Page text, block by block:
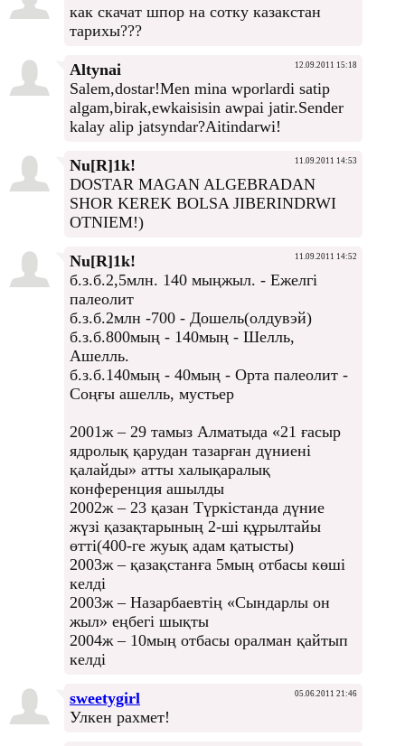
как скачат шпор на сотку казакстан
тарихы???
Altynai 12.09.2011 15:18
Salem,dostar!Men mina wporlardi satip
algam,birak,ewkaisisin awpai jatir.Sender
kalay alip jatsyndar?Aitindarwi!
Nu[R]1k! 11.09.2011 14:53
DOSTAR MAGAN ALGEBRADAN
SHOR KEREK BOLSA JIBERINDRWI
OTNIEM!)
Nu[R]1k! 11.09.2011 14:52
б.з.б.2,5млн. 140 мыңжыл. - Ежелгі
палеолит
б.з.б.2млн -700 - Дошель(олдувэй)
б.з.б.800мың - 140мың - Шелль,
Ашелль.
б.з.б.140мың - 40мың - Орта палеолит -
Соңғы ашелль, мустьер
2001ж – 29 тамыз Алматыда «21 ғасыр
ядролық қарудан тазарған дүниені
қалайды» атты халықаралық
конференция ашылды
2002ж – 23 қазан Түркістанда дүние
жүзі қазақтарының 2-ші құрылтайы
өтті(400-ге жуық адам қатысты)
2003ж – қазақстанға 5мың отбасы көші
келді
2003ж – Назарбаевтің «Сындарлы он
жыл» еңбегі шықты
2004ж – 10мың отбасы оралман қайтып
келді
sweetygirl 05.06.2011 21:46
Улкен рахмет!